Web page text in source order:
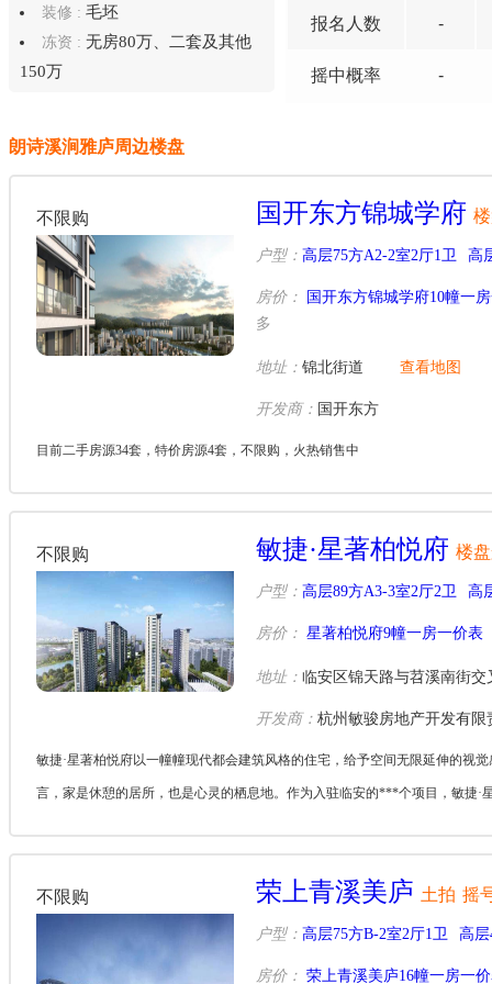
装修 : 毛坯
冻资 : 无房80万、二套及其他
150万
报名 人数 -
摇中概率 -
朗诗溪涧雅庐周边楼盘
不限购 国开东方锦城学府
户型： 高层75方A2-2室2厅1卫 高
房价：
国开东方锦城学府10幢一
多
地址： 锦北街道 查看地图
开发商： 国开东方
目前二手房源34套，特价房源4套，不限购，火热销售中
不限购 敏捷·星著柏悦府 楼
户型： 高层89方A3-3室2厅2卫 高
房价： 星著柏悦府9幢一房一价表
地址： 临安区锦天路与苕溪南街交
开发商： 杭州敏骏房地产开发有限
敏捷·星著柏悦府以一幢幢现代都会建筑风格的住宅，给予空间无限延伸的视
言，家是休憩的居所，也是心灵的栖息地。作为入驻临安的***个项目，敏捷
不限购 荣上青溪美庐 土拍 摇
户型： 高层75方B-2室2厅1卫 高
房价： 荣上青溪美庐16幢一房一